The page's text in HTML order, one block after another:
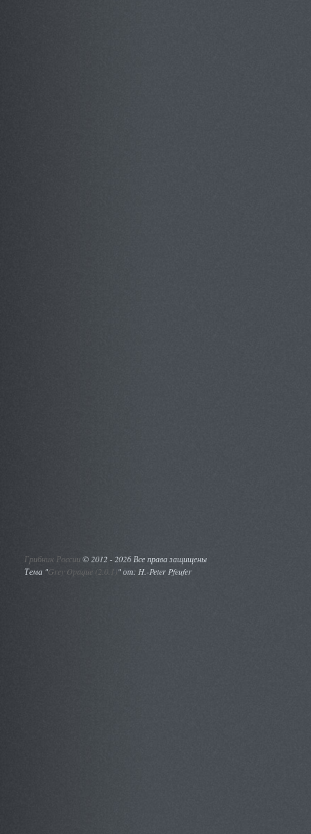
Грибник России ©2012 - 2026 Все права защищены
Тема "Grey Opaque (2.0.1)" от: H.-Peter Pfeufer